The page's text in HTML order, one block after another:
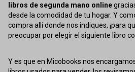
libros de segunda mano online
desde la comodidad de tu hogar. Y
compra allí donde nos indiques, ¡para
preocupar por elegir el siguiente libro
Y es que en Micobooks nos